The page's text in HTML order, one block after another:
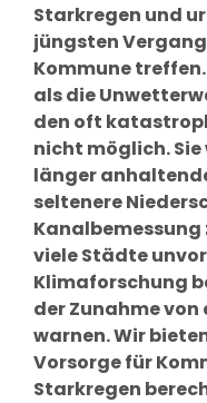
Starkregen und
jüngsten
Kommune
als die
den oft
nicht möglich.
länger
seltenere
Kanalbemessung
viele Städte
Klimaforschung
der Zunahme
warnen. Wir
Vorsorge für
Starkregen